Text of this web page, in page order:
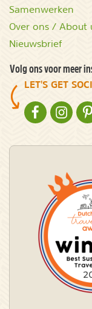
Samenwerken
Over ons / About
Nieuwsbrief
Volg ons voor meer
LET'S GET